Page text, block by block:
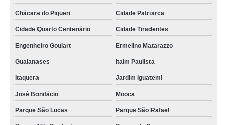
Chácara do Piqueri Cidade Patriarca
Cidade Quarto Centenário Cidade Tiradentes
Engenheiro Goulart Ermelino Matarazzo
Guaianases Itaim Paulista
Itaquera Jardim Iguatemi
José Bonifácio Mooca
Parque São Lucas Parque São Rafael